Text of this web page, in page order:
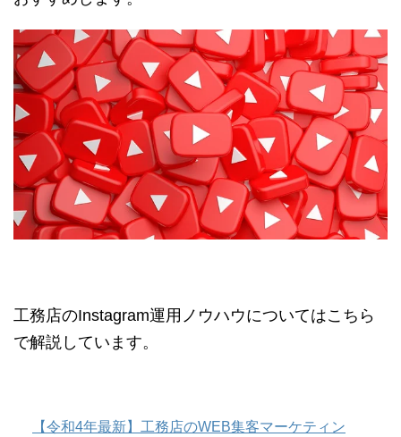
工務店のInstagram運用ノウハウについてはこちら
で解説しています。
【令和4年最新】工務店のWEB集客マーケティン